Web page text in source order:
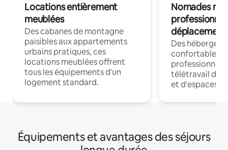
Locations entièrement
meublées
Des cabanes de montagne
paisibles aux appartements
urbains pratiques, ces
locations meublées offrent
tous les équipements d'un
logement standard.
Nomades
déplacement
Des
confortables
professionnels
télétravail
et d'espaces
Équipements et avantages des séjours